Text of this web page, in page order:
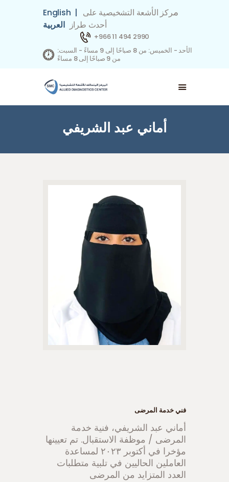
English | مركز الأشعة التشخيصية على
أحدث طراز العربية
+966 11 494 2990
الأحد - الخميس: من 8 صباحًا إلى 9 مساءً - السبت:
من 9 صباحًا إلى 8 مساءً
أماني عبد الشريفي
اتصل بنا
شركاؤنا في التأمين
التخصصات
الصفحة الرئيسية
فني خدمة المرضى
أماني عبد الشريفي، فنية خدمة
المرضى / موظفة الاستقبال. تم تعيينها
مؤخرا في أكتوبر ٢٠٢٣ لمساعدة
العاملين الحاليين في تلبية متطلبات
العدد المتزايد من المرضى